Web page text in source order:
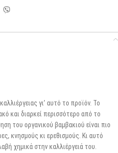
γι’ αυτό το προϊόν. Το
και διαρκεί περισσότερο από το
του οργανικού βαμβακιού είναι πιο
κνησμούς κι ερεθισμούς. Κι αυτό
χημικά στην καλλιέργειά του.